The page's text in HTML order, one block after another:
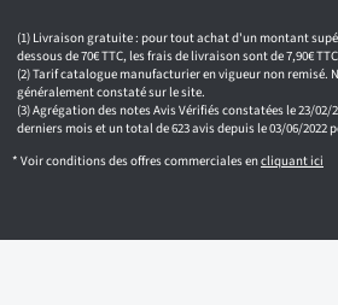
Livraison gratuite : pour tout achat d'un montant
dessous de 70€ TTC, les frais de livraison sont de 7,90€
Tarif catalogue manufacturier en vigueur non remisé.
généralement constaté sur le site.
Agrégation des notes Avis Vérifiés constatées le 23/02/
derniers mois et un total de 623 avis depuis le 03/06/2022
* Voir conditions des offres commerciales encliquant ici